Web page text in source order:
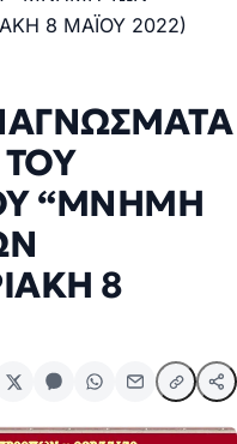
8 ΜΑΪΟΥ 2022)
ΤΟΥ
“ΜΝΗΜΗ
8